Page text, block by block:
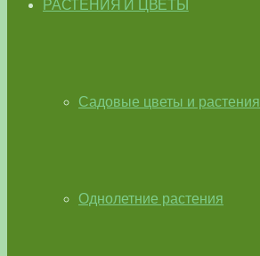
РАСТЕНИЯ И ЦВЕТЫ
Садовые цветы и растения
Однолетние растения